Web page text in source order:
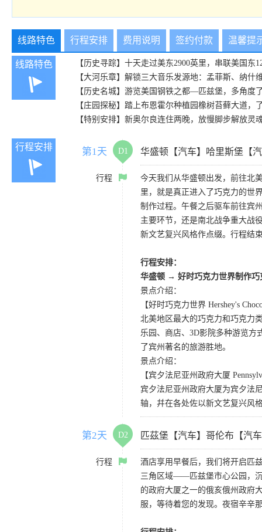
线路特色 行程安排 费用说明 签约付款 温馨提
线路特色
【历史寻踪】十天走过美东2900英里，串联美国
【大河乐章】解锁三大音乐发源地：孟菲斯、纳
【历史名城】游览美国钢铁之都—匹兹堡，多角
【庄园探秘】踏上布恩霍尔种植园橡树苔藓大道
【特别安排】新奥尔良连住两晚，放慢脚步解放
行程安排 第1天 D1 华盛顿【汽车】哈里斯堡【
行程
今天我们从华盛顿出发，前往北
里，就是真正进入了巧克力的世
制作过程。午餐之后驱车前往宾
主要环节，还是南北战争重大战
新文艺复兴风格作点缀。行程结
行程安排：
华盛顿 → 好时巧克力世界制作巧
景点介绍：
【好时巧克力世界 Hershey's
北美地区最大的巧克力和巧克力
乐园、商店、3D影院多种游览方
了宾州著名的旅游胜地。
景点介绍：
【宾夕法尼亚州政府大厦
宾夕法尼亚州政府大厦为宾夕法
轴，幷在各处佐以新文艺复兴风
第2天 D2 匹茲堡【汽车】哥伦布【汽
行程
酒店享用早餐后，我们将开启匹
三角区域——匹兹堡市心公园，
的政府大厦之一的俄亥俄州政府
服，等待着您的发现。夜宿辛辛